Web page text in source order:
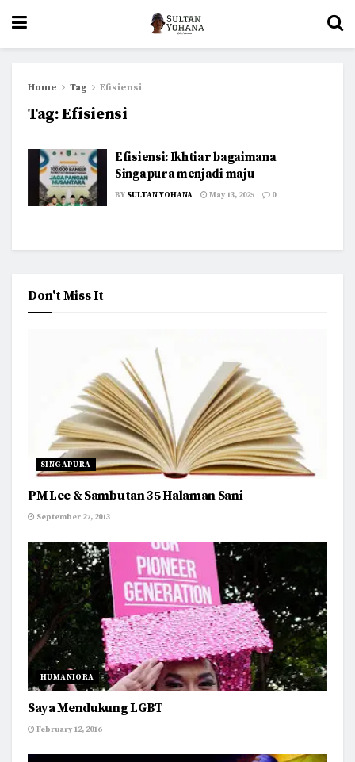
Home Tag Efisiensi
Tag:Efisiensi
Efisiensi: Ikhtiar bagaimana
Singapura menjadi maju
BY SULTAN YOHANA May 13, 2025 0
Don't Miss It
SINGAPURA
PM Lee & Sambutan 35 Halaman Sani
September 27, 2013
HUMANIORA
Saya Mendukung LGBT
February 12, 2016